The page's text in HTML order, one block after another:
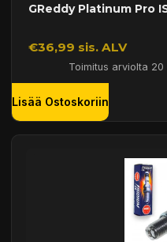
GReddy Platinum Pro
€36,99 sis. ALV
Toimitus arviolta
Lisää Ostoskoriin